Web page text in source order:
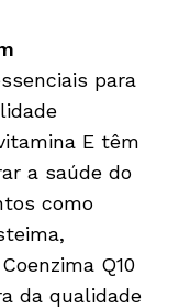
para
E têm
a saúde do
como
Q10
da qualidade